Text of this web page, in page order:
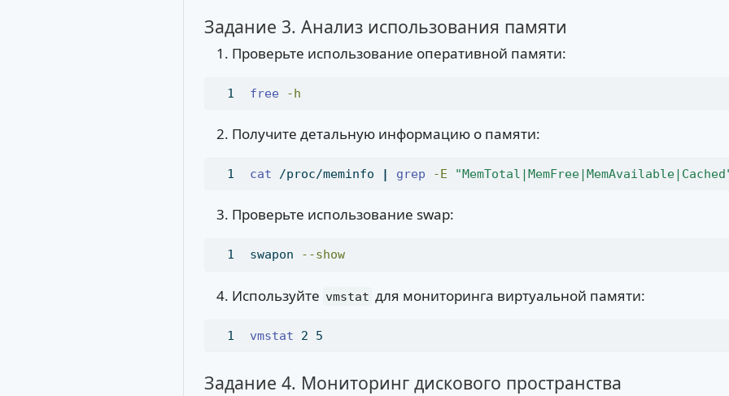
Задание 3. Анализ использования памяти
Проверьте использование оперативной памяти:
free -h
Получите детальную информацию о памяти:
cat /proc/meminfo grep -E
Проверьте использование swap:
swapon --show
Используйте vmstat для мониторинга виртуальной памяти:
vmstat 2 5
Задание 4. Мониторинг дискового пространства